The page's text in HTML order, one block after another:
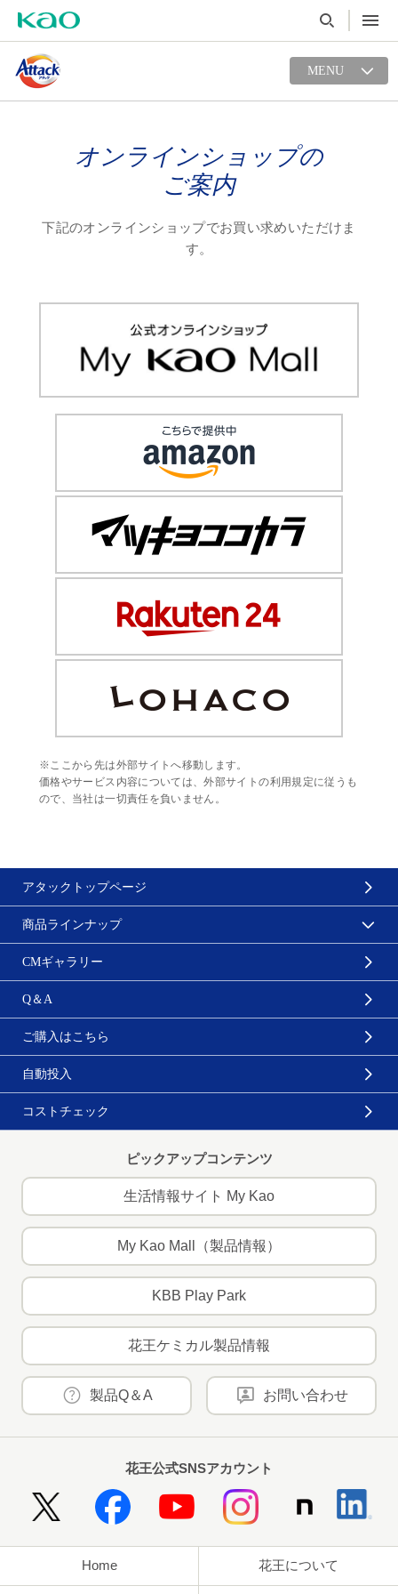
MENU
オンラインショップの
ご案内
下記のオンラインショップでお買い求めいただけま
す。
※ここから先は外部サイトへ移動します。
価格やサービス内容については、外部サイトの利用規定に従うも
ので、当社は一切責任を負いません。
アタックトップページ
商品ラインナップ
CMギャラリー
Q＆A
ご購入はこちら
自動投入
コストチェック
ピックアップコンテンツ
生活情報サイト My Kao
My Kao Mall（製品情報）
KBB Play Park
花王ケミカル製品情報
製品Q＆A お問い合わせ
花王公式SNSアカウント
Home 花王について